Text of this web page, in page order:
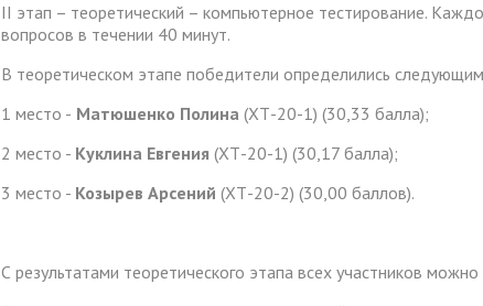
II этап – теоретический – компьютерное тестирование.
вопросов в течении 40 минут.
В теоретическом этапе победители определились
1 место - Матюшенко Полина (ХТ-20-1) (30,33 балла);
2 место - Куклина Евгения (ХТ-20-1) (30,17 балла);
3 место - Козырев Арсений (ХТ-20-2) (30,00 баллов).
С результатами теоретического этапа всех участников